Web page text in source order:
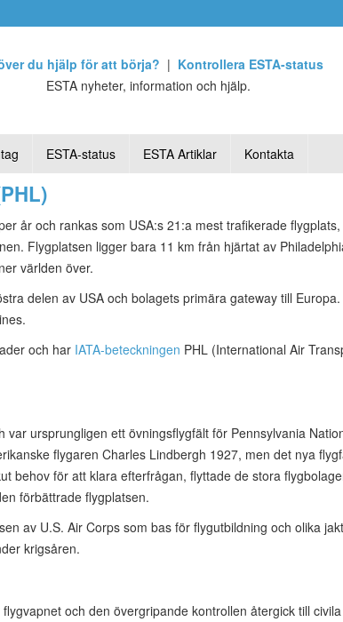
du hjälp för att börja? | Kontrollera ESTA-status
ESTA nyheter, information och hjälp.
ESTA-status ESTA Artiklar Kontakta
år och rankas som USA:s 21:a mest trafikerade
Flygplatsen ligger bara 11 km från hjärtat av
världen över.
delen av USA och bolagets primära gateway till
och har IATA-beteckningen PHL (International Air
ursprungligen ett övningsflygfält för Pennsylvania
flygaren Charles Lindbergh 1927, men det nya
behov för att klara efterfrågan, flyttade de stora
förbättrade flygplatsen.
av U.S. Air Corps som bas för flygutbildning och olika
krigsåren.
och den övergripande kontrollen återgick till